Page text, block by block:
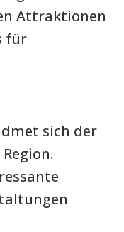
Attraktionen
für
sich der